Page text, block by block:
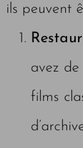
ils peuvent
avez de
films